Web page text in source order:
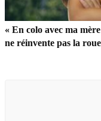
« En colo avec ma
ne réinvente pas la roue